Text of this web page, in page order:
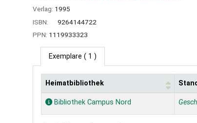
Verlag: 1995
ISBN:
9264144722
PPN: 1119933323
Exemplare ( 1 )
Exemplare
Heimatbibliothek
Bibliothek Campus Nord